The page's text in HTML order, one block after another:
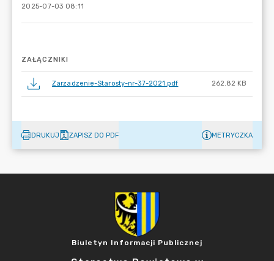
2025-07-03 08:11
ZAŁĄCZNIKI
Zarzadzenie-Starosty-nr-37-2021.pdf 262.82 KB
DRUKUJ ZAPISZ DO PDF METRYCZKA
Biuletyn Informacji Publicznej